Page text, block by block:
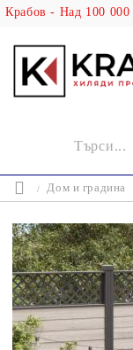
Дом и градина